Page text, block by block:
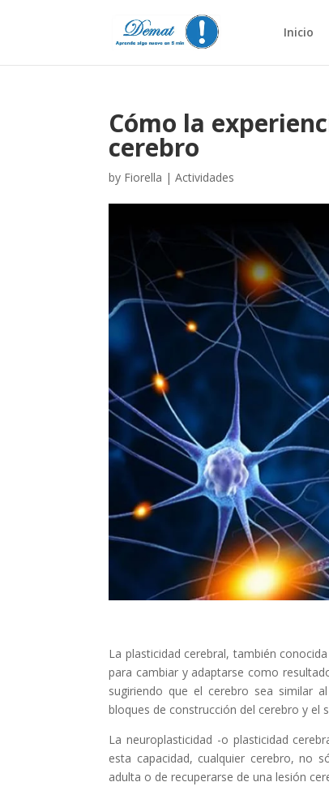
Inicio
Cómo la
cerebro
by Fiorella |Actividades
La plasticidad cerebral, también
para cambiar y adaptarse como
sugiriendo que el cerebro sea similar
bloques de construcción del cerebro y el
La neuroplasticidad -o plasticidad
esta capacidad, cualquier cerebro, no
adulta o de recuperarse de una lesión